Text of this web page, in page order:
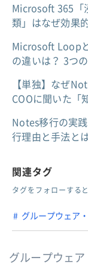
Microsoft 365「
類」はなぜ効果
Microsoft Loop
の違いは？ 3つ
【単独】なぜ
COOに聞いた「
Notes移行の実
行理由と手法と
関連タグ
タグをフォローする
グループウェア
グループウェ